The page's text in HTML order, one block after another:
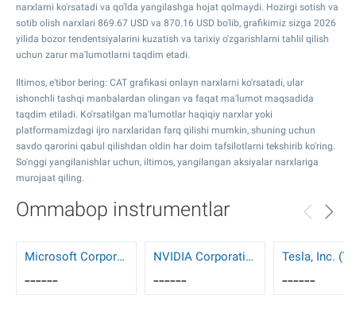
narxlarni ko'rsatadi va qo'lda yangilashga hojat qolmaydi. Hozirgi sotish va
sotib olish narxlari 869.67 USD va 870.16 USD bo'lib, grafikimiz sizga 2026
yilida bozor tendentsiyalarini kuzatish va tarixiy o'zgarishlarni tahlil qilish
uchun zarur ma'lumotlarni taqdim etadi.
Iltimos, e'tibor bering: CAT grafikasi onlayn narxlarni ko'rsatadi, ular
ishonchli tashqi manbalardan olingan va faqat ma'lumot maqsadida
taqdim etiladi. Ko'rsatilgan ma'lumotlar haqiqiy narxlar yoki
platformamizdagi ijro narxlaridan farq qilishi mumkin, shuning uchun
savdo qarorini qabul qilishdan oldin har doim tafsilotlarni tekshirib ko'ring.
So'nggi yangilanishlar uchun, iltimos, yangilangan aksiyalar narxlariga
murojaat qiling.
Ommabop instrumentlar
Microsoft Corporation (MSFT)
------
NVIDIA Corporation (NVDA)
------
Tesla, Inc.
------